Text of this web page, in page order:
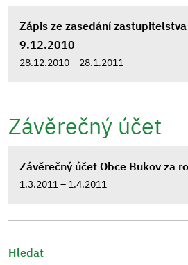
Zápis ze zasedání
9.12.2010
28.12.2010 – 28.1.2011
Závěrečný účet
Závěrečný účet Obce Bukov za
1.3.2011 – 1.4.2011
Hledat